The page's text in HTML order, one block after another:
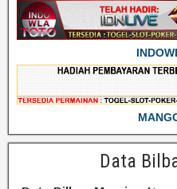
Data